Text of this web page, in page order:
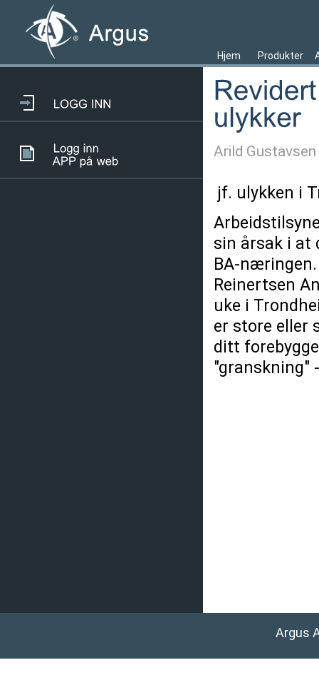
Hjem Produkter
Arild
jf. ulykken i
sin årsak i at
BA-
Reinertsen
uke i
er store eller
ditt
"granskning"
Argus